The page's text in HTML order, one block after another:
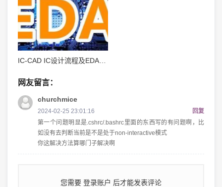
IC-CAD IC设计流程及EDA工具（转载）
网友留言：
churchmice
2024-02-25 23:01:16
回复
第一个问题明显是.cshrc/.bashrc里面的东西写的有问题啊，比
如没有去判断当前是不是处于non-interactive模式
你这解决方法算哪门子解决啊
您需要 登录账户 后才能发表评论